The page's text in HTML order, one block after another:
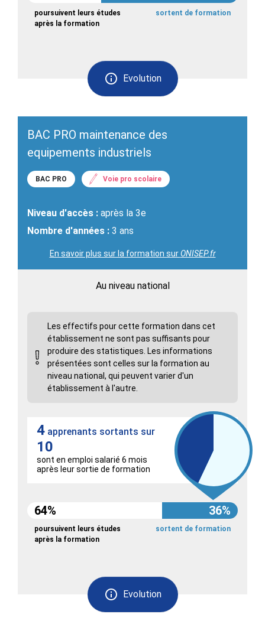
Evolution
poursuivent leurs études
après la formation
sortent de formation
BAC PRO maintenance des
equipements industriels
BAC PRO Voie pro scolaire
Niveau d'accès : après la 3e
Nombre d'années : 3 ans
En savoir plus sur la formation surONISEP.fr
Au niveau national
Les effectifs pour cette formation dans cet
établissement ne sont pas suffisants pour
produire des statistiques. Les informations
présentées sont celles sur la formation au
niveau national, qui peuvent varier d'un
établissement à l'autre.
Evolution
4 apprenants sortants sur
10
sont en emploi salarié 6 mois
après leur sortie de formation
64% 36%
poursuivent leurs études
après la formation
sortent de formation